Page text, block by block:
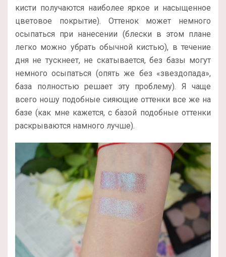
кисти получаются наиболее яркое и насыщенное
цветовое покрытие). Оттенок может немного
осыпаться при нанесении (блески в этом плане
легко можно убрать обычной кистью), в течение
дня не тускнеет, не скатывается, без базы могут
немного осыпаться (опять же без «звездопада»,
база полностью решает эту проблему). Я чаще
всего ношу подобные сияющие оттенки все же на
базе (как мне кажется, с базой подобные оттенки
раскрываются намного лучше).